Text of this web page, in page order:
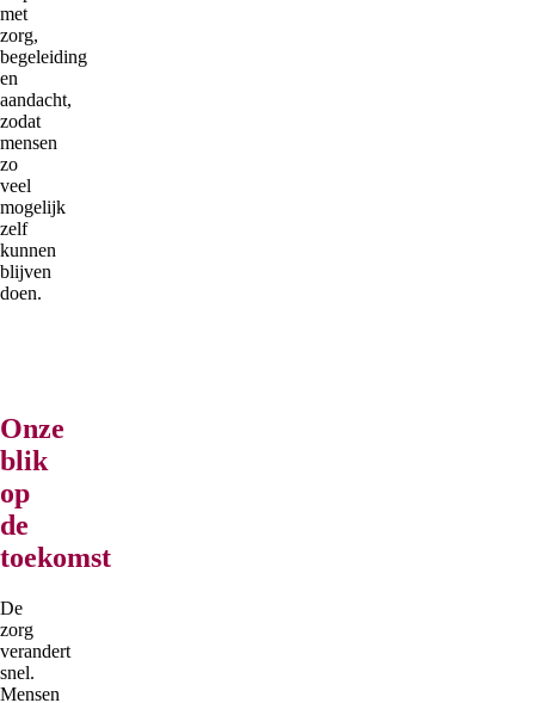
met
zorg,
begeleiding
en
aandacht,
zodat
mensen
zo
veel
mogelijk
zelf
kunnen
blijven
doen.
Onze
blik
op
de
toekomst
De
zorg
verandert
snel.
Mensen